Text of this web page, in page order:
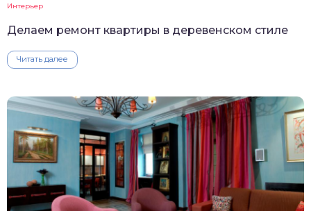
Интерьер
Делаем ремонт квартиры в деревенском стиле
Читать далее